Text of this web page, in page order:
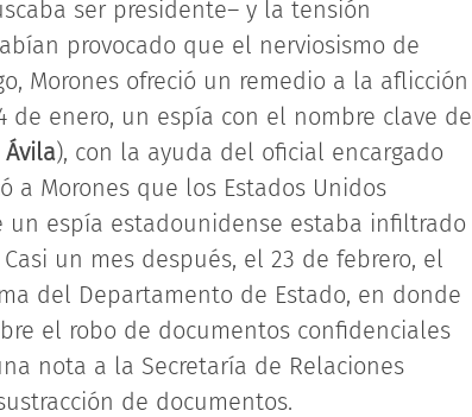
ser presidente– y la tensión
provocado que el nerviosismo de
Morones ofreció un remedio a la aflicción
enero, un espía con el nombre clave de
Ávila), con la ayuda del oficial encargado
a Morones que los Estados Unidos
espía estadounidense estaba infiltrado
un mes después, el 23 de febrero, el
del Departamento de Estado, en donde
el robo de documentos confidenciales
nota a la Secretaría de Relaciones
de documentos.